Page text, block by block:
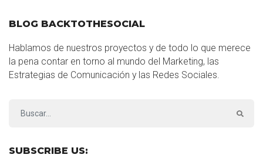
BLOG BACKTOTHESOCIAL
Hablamos de nuestros proyectos y de todo lo que merece
la pena contar en torno al mundo del Marketing, las
Estrategias de Comunicación y las Redes Sociales.
SUBSCRIBE US: